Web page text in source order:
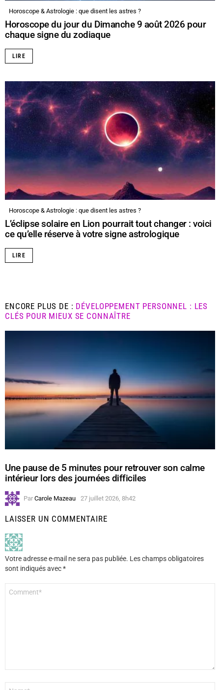
Horoscope & Astrologie : que disent les astres ?
Horoscope du jour du Dimanche 9 août 2026 pour
chaque signe du zodiaque
LIRE
Horoscope & Astrologie : que disent les astres ?
L’éclipse solaire en Lion pourrait tout changer : voici
ce qu’elle réserve à votre signe astrologique
LIRE
ENCORE PLUS DE : DÉVELOPPEMENT PERSONNEL : LES
CLÉS POUR MIEUX SE CONNAÎTRE
Une pause de 5 minutes pour retrouver son calme
intérieur lors des journées difficiles
Par Carole Mazeau 27 juillet 2026, 8h42
LAISSER UN COMMENTAIRE
Votre adresse e-mail ne sera pas publiée. Les champs obligatoires
sont indiqués avec*